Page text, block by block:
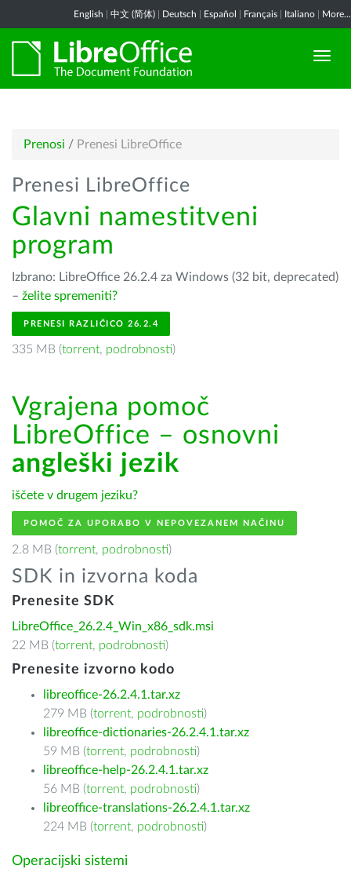
English 中文 (简体) Deutsch Español Français Italiano More...
Prenosi / Prenesi LibreOffice
Prenesi LibreOffice
Glavni namestitveni
program
Izbrano: LibreOffice 26.2.4 za Windows (32 bit, deprecated)
– želite spremeniti?
PRENESI RAZLIČICO 26.2.4
335 MB (torrent, podrobnosti)
Vgrajena pomoč
LibreOffice – osnovni
angleški jezik
iščete v drugem jeziku?
POMOČ ZA UPORABO V NEPOVEZANEM NAČINU
2.8 MB (torrent, podrobnosti)
SDK in izvorna koda
Prenesite SDK
LibreOffice_26.2.4_Win_x86_sdk.msi
22 MB (torrent, podrobnosti)
Prenesite izvorno kodo
libreoffice-26.2.4.1.tar.xz
279 MB (torrent, podrobnosti)
libreoffice-dictionaries-26.2.4.1.tar.xz
59 MB (torrent, podrobnosti)
libreoffice-help-26.2.4.1.tar.xz
56 MB (torrent, podrobnosti)
libreoffice-translations-26.2.4.1.tar.xz
224 MB (torrent, podrobnosti)
Operacijski sistemi